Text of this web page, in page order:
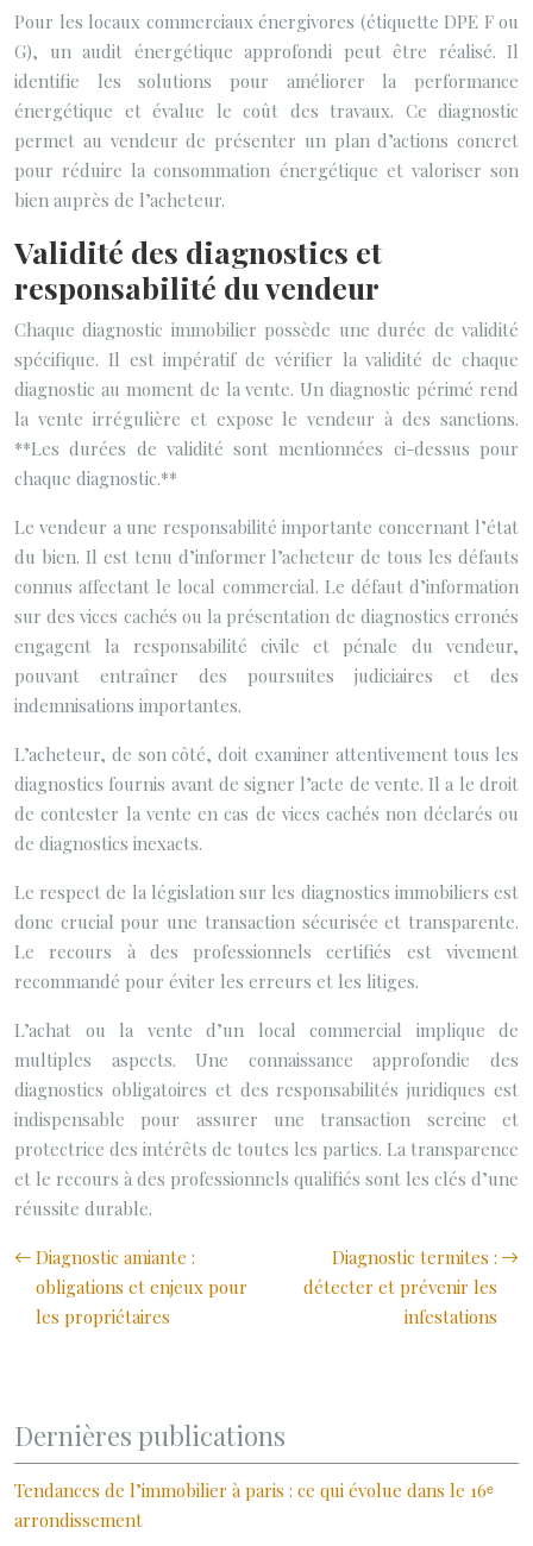
Pour les locaux commerciaux énergivores (étiquette DPE F ou
G), un audit énergétique approfondi peut être réalisé. Il
identifie les solutions pour améliorer la performance
énergétique et évalue le coût des travaux. Ce diagnostic
permet au vendeur de présenter un plan d’actions concret
pour réduire la consommation énergétique et valoriser son
bien auprès de l’acheteur.
Validité des diagnostics et
responsabilité du vendeur
Chaque diagnostic immobilier possède une durée de validité
spécifique. Il est impératif de vérifier la validité de chaque
diagnostic au moment de la vente. Un diagnostic périmé rend
la vente irrégulière et expose le vendeur à des sanctions.
**Les durées de validité sont mentionnées ci-dessus pour
chaque diagnostic.**
Le vendeur a une responsabilité importante concernant l’état
du bien. Il est tenu d’informer l’acheteur de tous les défauts
connus affectant le local commercial. Le défaut d’information
sur des vices cachés ou la présentation de diagnostics erronés
engagent la responsabilité civile et pénale du vendeur,
pouvant entraîner des poursuites judiciaires et des
indemnisations importantes.
L’acheteur, de son côté, doit examiner attentivement tous les
diagnostics fournis avant de signer l’acte de vente. Il a le droit
de contester la vente en cas de vices cachés non déclarés ou
de diagnostics inexacts.
Le respect de la législation sur les diagnostics immobiliers est
donc crucial pour une transaction sécurisée et transparente.
Le recours à des professionnels certifiés est vivement
recommandé pour éviter les erreurs et les litiges.
L’achat ou la vente d’un local commercial implique de
multiples aspects. Une connaissance approfondie des
diagnostics obligatoires et des responsabilités juridiques est
indispensable pour assurer une transaction sereine et
protectrice des intérêts de toutes les parties. La transparence
et le recours à des professionnels qualifiés sont les clés d’une
réussite durable.
Diagnostic amiante :
obligations et enjeux pour
les propriétaires
Diagnostic termites :
détecter et prévenir les
infestations
Dernières publications
Tendances de l’immobilier à paris : ce qui évolue dans le 16ᵉ
arrondissement